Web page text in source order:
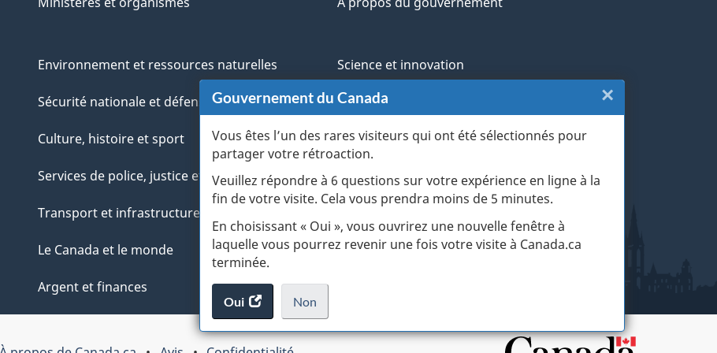
Gouvernement du Canada
Vous êtes l’un des rares visiteurs qui ont été sélectionnés pour
partager votre rétroaction.
Veuillez répondre à 6 questions sur votre expérience en ligne à la
fin de votre visite. Cela vous prendra moins de 5 minutes.
En choisissant « Oui », vous ouvrirez une nouvelle fenêtre à
laquelle vous pourrez revenir une fois votre visite à Canada.ca
terminée.
Oui
accéder
au
sondage.
Non
je
ne
.
×
Environnement et ressources naturelles
Sécurité nationale et défense
Culture, histoire et sport
Services de police, justice et urgences
Transport et infrastructure
Le Canada et le monde
Argent et finances
Science et innovation
Autochtones
Vétérans et militaires
Jeunesse
Gérer les événements de la vie